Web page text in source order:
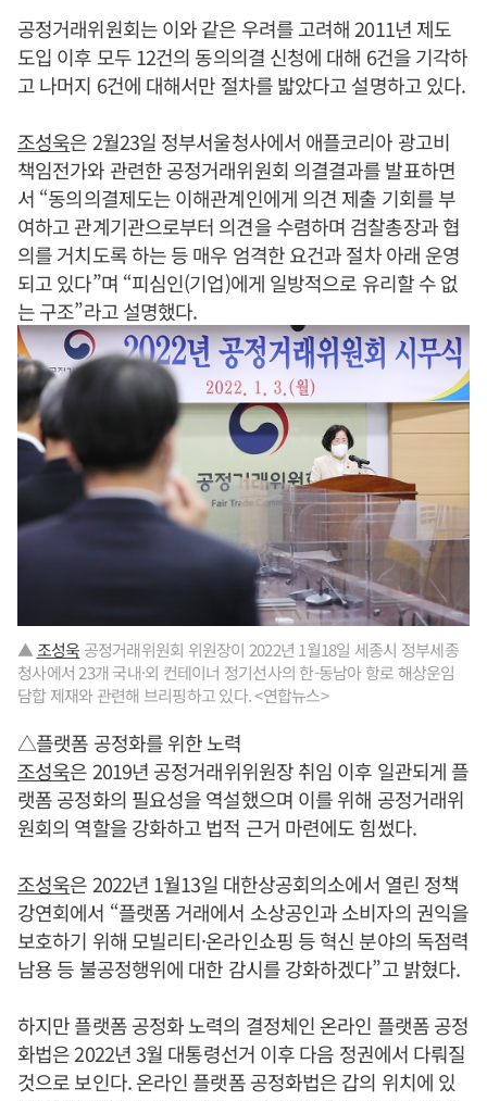
공정거래위원회는 이와 같은 우려를 고려해 2011년 제도
도입 이후 모두 12건의 동의의결 신청에 대해 6건을 기각하
고 나머지 6건에 대해서만 절차를 밟았다고 설명하고 있다.
조성욱은 2월23일 정부서울청사에서 애플코리아 광고비
책임전가와 관련한 공정거래위원회 의결결과를 발표하면
서 “동의의결제도는 이해관계인에게 의견 제출 기회를 부
여하고 관계기관으로부터 의견을 수렴하며 검찰총장과 협
의를 거치도록 하는 등 매우 엄격한 요건과 절차 아래 운영
되고 있다”며 “피심인(기업)에게 일방적으로 유리할 수 없
는 구조”라고 설명했다.
▲조성욱 공정거래위원회 위원장이 2022년 1월18일 세종시 정부세종
청사에서 23개 국내·외 컨테이너 정기선사의 한-동남아 항로 해상운임
담합 제재와 관련해 브리핑하고 있다. <연합뉴스>
△플랫폼 공정화를 위한 노력
조성욱은 2019년 공정거래위위원장 취임 이후 일관되게 플
랫폼 공정화의 필요성을 역설했으며 이를 위해 공정거래위
원회의 역할을 강화하고 법적 근거 마련에도 힘썼다.
조성욱은 2022년 1월13일 대한상공회의소에서 열린 정책
강연회에서 “플랫폼 거래에서 소상공인과 소비자의 권익을
보호하기 위해 모빌리티·온라인쇼핑 등 혁신 분야의 독점력
남용 등 불공정행위에 대한 감시를 강화하겠다”고 밝혔다.
하지만 플랫폼 공정화 노력의 결정체인 온라인 플랫폼 공정
화법은 2022년 3월 대통령선거 이후 다음 정권에서 다뤄질
것으로 보인다. 온라인 플랫폼 공정화법은 갑의 위치에 있